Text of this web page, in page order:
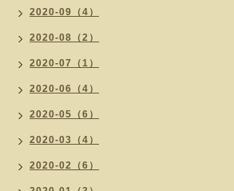
2020-09（4）
2020-08（2）
2020-07（1）
2020-06（4）
2020-05（6）
2020-03（4）
2020-02（6）